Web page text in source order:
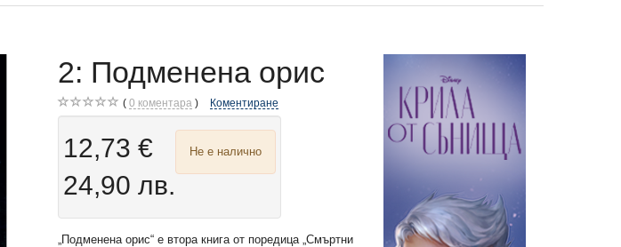
2: Подменена орис
0 коментара Коментиране
12,73 €
24,90 лв.
Не е налично
„Подменена орис“ е втора книга от поредица „Смъртни